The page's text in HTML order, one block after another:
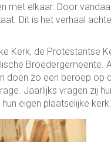
met elkaar. Door
Dit is het verhaal
Kerk, de Protestantse
Broedergemeente.
doen zo een beroep op
Jaarlijks vragen zij
eigen plaatselijke kerk.